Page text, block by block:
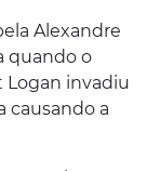
Alexandre
quando o
invadiu
causando a